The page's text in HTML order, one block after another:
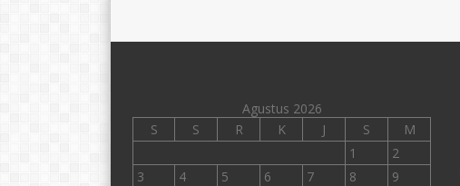
Agustus 2026
S
S R K J S
M
1
2
3
4 5 6 7 8
9